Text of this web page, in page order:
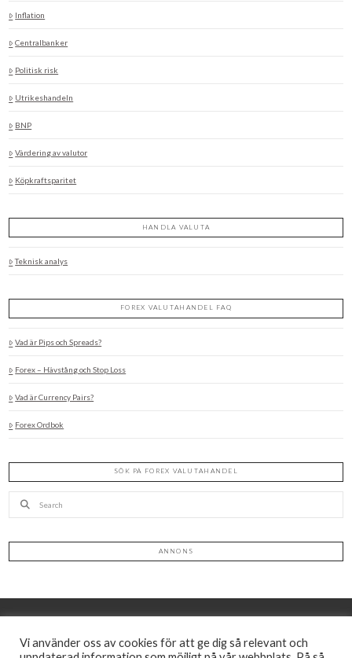
Inflation
Centralbanker
Politisk risk
Utrikeshandeln
BNP
Värdering av valutor
Köpkraftsparitet
HANDLA VALUTA
Teknisk analys
FOREX VALUTAHANDEL FAQ
Vad är Pips och Spreads?
Forex – Hävstång och Stop Loss
Vad är Currency Pairs?
Forex Ordbok
SÖK PÅ FOREX VALUTAHANDEL
Search
ANNONS
Vi använder oss av cookies för att ge dig så relevant och